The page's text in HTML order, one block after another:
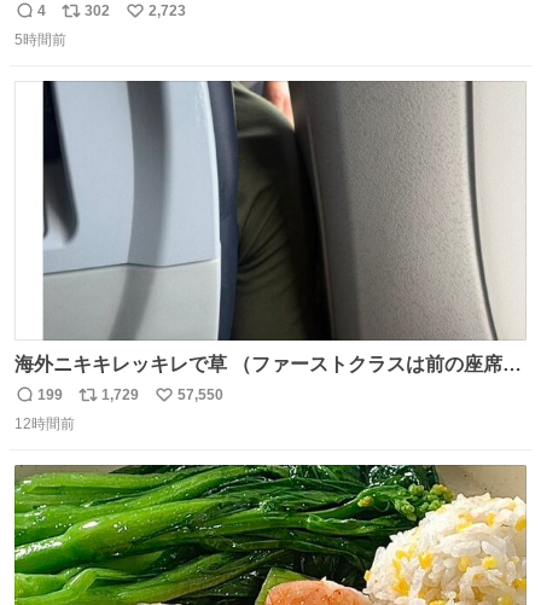
返
信
4
リ
ポ
数
302
い
数
2,723
5時間前
海外ニキキレッキレで草 （ファーストクラスは前の座席で
あるため）
返
信
199
リ
ト
数
1,729
い
数
57,550
12時間前